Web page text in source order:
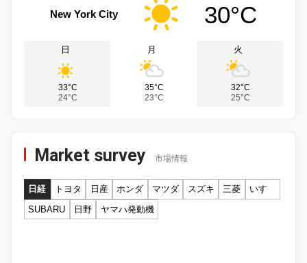
New York City 30°C
日
33°C
24°C
月
35°C
23°C
火
32°C
25°C
Market survey 市場情報
日経 トヨタ 日産 ホンダ マツダ スズキ 三菱
いすゞ
SUBARU
日野 ヤマハ発動機